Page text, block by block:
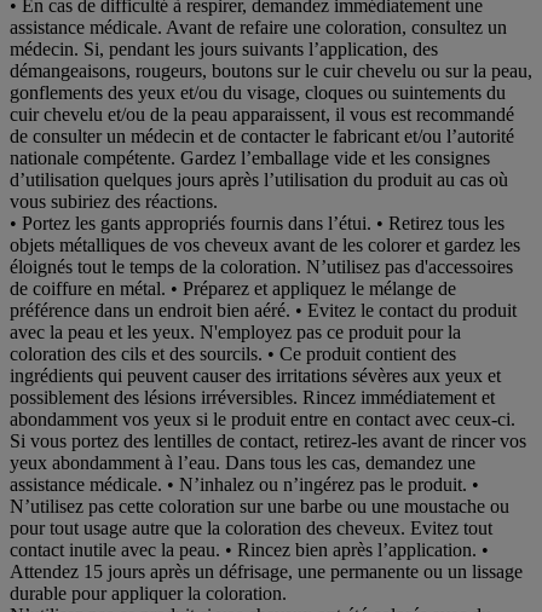
• En cas de difficulté à respirer, demandez immédiatement une
assistance médicale. Avant de refaire une coloration, consultez un
médecin. Si, pendant les jours suivants l’application, des
démangeaisons, rougeurs, boutons sur le cuir chevelu ou sur la peau,
gonflements des yeux et/ou du visage, cloques ou suintements du
cuir chevelu et/ou de la peau apparaissent, il vous est recommandé
de consulter un médecin et de contacter le fabricant et/ou l’autorité
nationale compétente. Gardez l’emballage vide et les consignes
d’utilisation quelques jours après l’utilisation du produit au cas où
vous subiriez des réactions.
• Portez les gants appropriés fournis dans l’étui. • Retirez tous les
objets métalliques de vos cheveux avant de les colorer et gardez les
éloignés tout le temps de la coloration. N’utilisez pas d'accessoires
de coiffure en métal. • Préparez et appliquez le mélange de
préférence dans un endroit bien aéré. • Evitez le contact du produit
avec la peau et les yeux. N'employez pas ce produit pour la
coloration des cils et des sourcils. • Ce produit contient des
ingrédients qui peuvent causer des irritations sévères aux yeux et
possiblement des lésions irréversibles. Rincez immédiatement et
abondamment vos yeux si le produit entre en contact avec ceux-ci.
Si vous portez des lentilles de contact, retirez-les avant de rincer vos
yeux abondamment à l’eau. Dans tous les cas, demandez une
assistance médicale. • N’inhalez ou n’ingérez pas le produit. •
N’utilisez pas cette coloration sur une barbe ou une moustache ou
pour tout usage autre que la coloration des cheveux. Evitez tout
contact inutile avec la peau. • Rincez bien après l’application. •
Attendez 15 jours après un défrisage, une permanente ou un lissage
durable pour appliquer la coloration.